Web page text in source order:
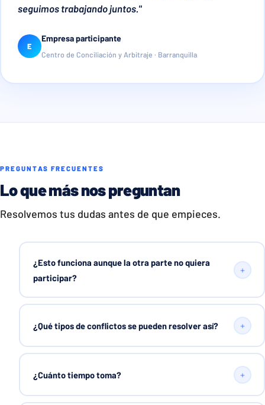
seguimos trabajando juntos."
E
Empresa participante
Centro de Conciliación y Arbitraje · Barranquilla
PREGUNTAS FRECUENTES
Lo que más nos preguntan
Resolvemos tus dudas antes de que empieces.
¿Esto funciona aunque la otra parte no quiera
participar?
+
¿Qué tipos de conflictos se pueden resolver así? +
¿Cuánto tiempo toma? +